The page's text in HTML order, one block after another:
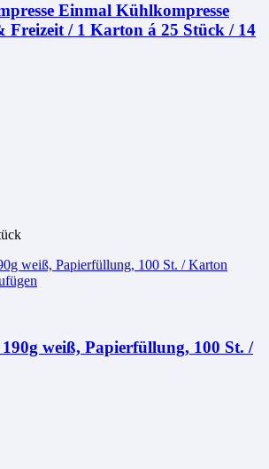
Einmal Kühlkompresse
/ 1 Karton á 25 Stück / 14
weiß, Papierfüllung, 100 St. /